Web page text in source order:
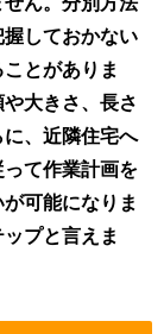
しておかない
とがありま
大きさ、長さ
、近隣住宅へ
て作業計画を
可能になりま
プと言えま